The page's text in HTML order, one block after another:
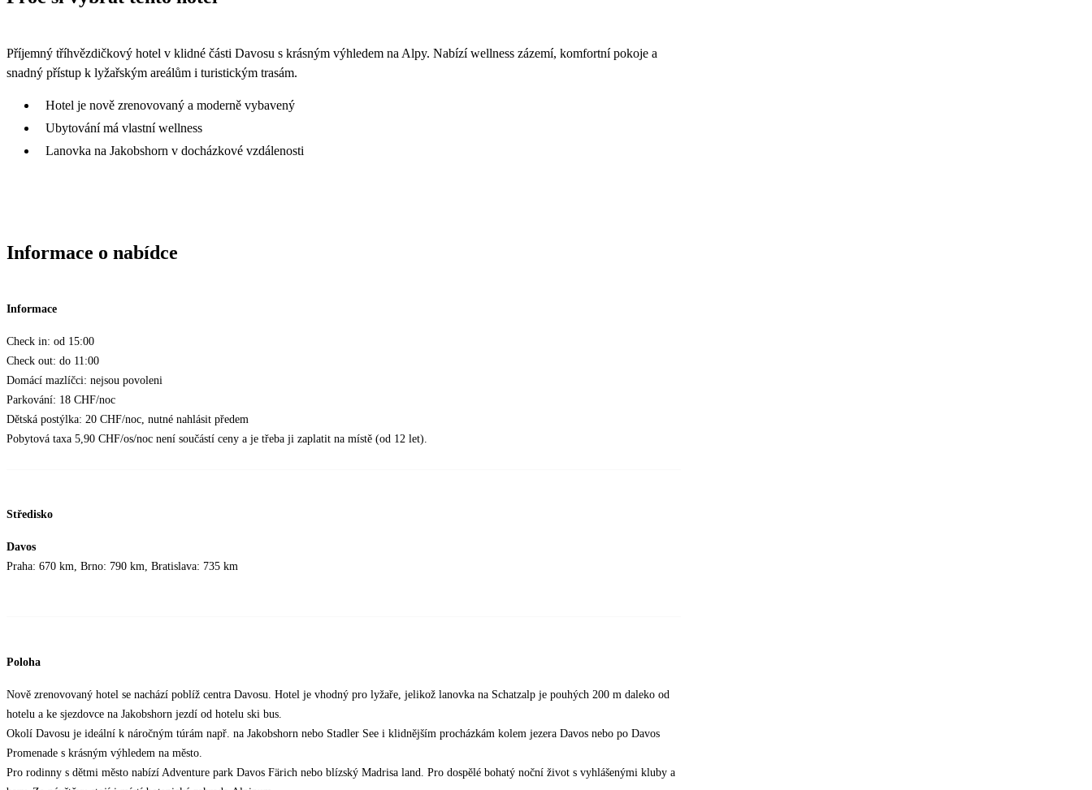
Příjemný tříhvězdičkový hotel v klidné části Davosu s krásným výhledem na Alpy. Nabízí wellness zázemí, komfortní pokoje a
snadný přístup k lyžařským areálům i turistickým trasám.
Hotel je nově zrenovovaný a moderně vybavený
Ubytování má vlastní wellness
Lanovka na Jakobshorn v docházkové vzdálenosti
Informace o nabídce
Informace
Check in: od 15:00
Check out: do 11:00
Domácí mazlíčci: nejsou povoleni
Parkování: 18 CHF/noc
Dětská postýlka: 20 CHF/noc, nutné nahlásit předem
Pobytová taxa 5,90 CHF/os/noc není součástí ceny a je třeba ji zaplatit na místě (od 12 let).
Středisko
Davos
Praha: 670 km, Brno: 790 km, Bratislava: 735 km
Poloha
Nově zrenovovaný hotel se nachází poblíž centra Davosu. Hotel je vhodný pro lyžaře, jelikož lanovka na Schatzalp je pouhých 200 m daleko od
hotelu a ke sjezdovce na Jakobshorn jezdí od hotelu ski bus.
Okolí Davosu je ideální k náročným túrám např. na Jakobshorn nebo Stadler See i klidnějším procházkám kolem jezera Davos nebo po Davos
Promenade s krásným výhledem na město.
Pro rodinny s dětmi město nabízí Adventure park Davos Färich nebo blízský Madrisa land. Pro dospělé bohatý noční život s vyhlášenými kluby a